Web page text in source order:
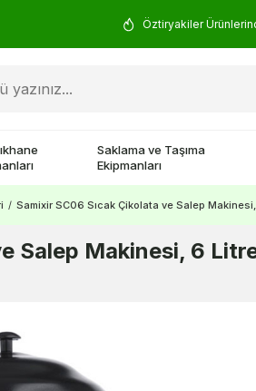
Öztiryakiler
Saklama ve Taşıma
Ekipmanları
/ Samixir SC06 Sıcak Çikolata ve Salep
Salep Makinesi, 6